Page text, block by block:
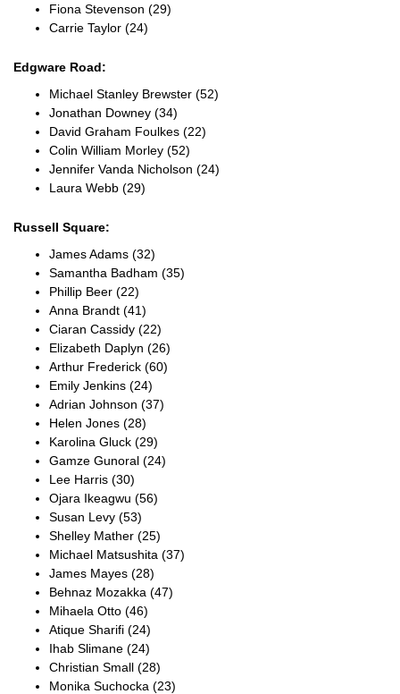
Fiona Stevenson (29)
Carrie Taylor (24)
Edgware Road:
Michael Stanley Brewster (52)
Jonathan Downey (34)
David Graham Foulkes (22)
Colin William Morley (52)
Jennifer Vanda Nicholson (24)
Laura Webb (29)
Russell Square:
James Adams (32)
Samantha Badham (35)
Phillip Beer (22)
Anna Brandt (41)
Ciaran Cassidy (22)
Elizabeth Daplyn (26)
Arthur Frederick (60)
Emily Jenkins (24)
Adrian Johnson (37)
Helen Jones (28)
Karolina Gluck (29)
Gamze Gunoral (24)
Lee Harris (30)
Ojara Ikeagwu (56)
Susan Levy (53)
Shelley Mather (25)
Michael Matsushita (37)
James Mayes (28)
Behnaz Mozakka (47)
Mihaela Otto (46)
Atique Sharifi (24)
Ihab Slimane (24)
Christian Small (28)
Monika Suchocka (23)